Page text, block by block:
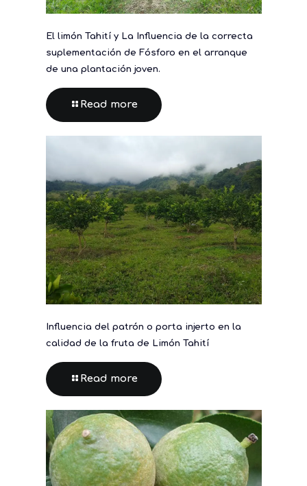
El limón Tahití y La Influencia de la correcta
suplementación de Fósforo en el arranque
de una plantación joven.
Read more
Influencia del patrón o porta injerto en la
calidad de la fruta de Limón Tahití
Read more